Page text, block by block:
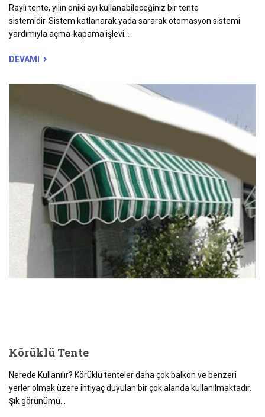
Raylı tente, yılın oniki ayı kullanabileceğiniz bir tente
sistemidir. Sistem katlanarak yada sararak otomasyon sistemi
yardımıyla açma-kapama işlevi...
DEVAMI
Körüklü Tente
Nerede Kullanılır? Körüklü tenteler daha çok balkon ve benzeri
yerler olmak üzere ihtiyaç duyulan bir çok alanda kullanılmaktadır.
Şık görünümü...